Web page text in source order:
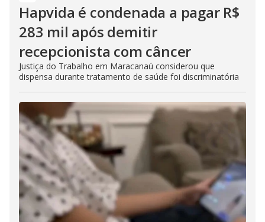
Hapvida é condenada a pagar R$
283 mil após demitir
recepcionista com câncer
Justiça do Trabalho em Maracanaú considerou que
dispensa durante tratamento de saúde foi discriminatória